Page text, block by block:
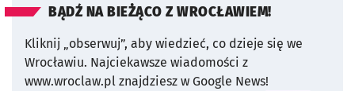
BĄDŹ NA BIEŻĄCO Z WROCŁAWIEM!
Kliknij „obserwuj”, aby wiedzieć, co dzieje się we
Wrocławiu. Najciekawsze wiadomości z
www.wroclaw.pl znajdziesz w Google News!